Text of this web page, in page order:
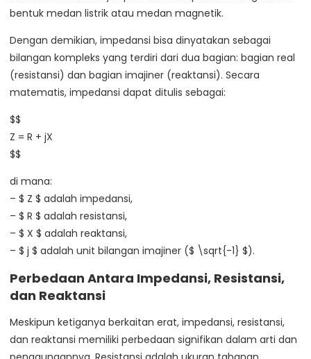
bentuk medan listrik atau medan magnetik.
Dengan demikian, impedansi bisa dinyatakan sebagai
bilangan kompleks yang terdiri dari dua bagian: bagian real
(resistansi) dan bagian imajiner (reaktansi). Secara
matematis, impedansi dapat ditulis sebagai:
$$
Z = R + jX
$$
di mana:
– $ Z $ adalah impedansi,
– $ R $ adalah resistansi,
– $ X $ adalah reaktansi,
– $ j $ adalah unit bilangan imajiner ($ \sqrt{-1} $).
Perbedaan Antara Impedansi, Resistansi,
dan Reaktansi
Meskipun ketiganya berkaitan erat, impedansi, resistansi,
dan reaktansi memiliki perbedaan signifikan dalam arti dan